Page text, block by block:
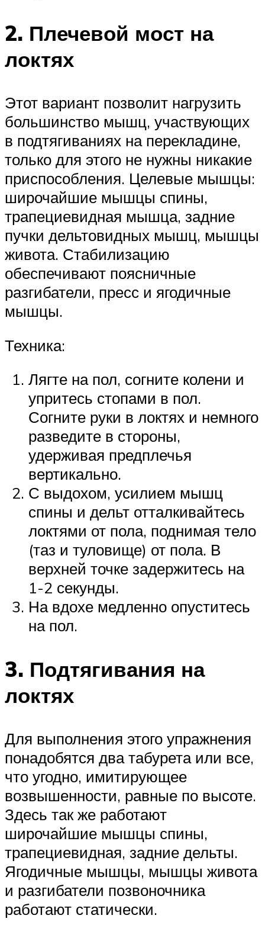
2. Плечевой мост на
локтях
Этот вариант позволит нагрузить
большинство мышц, участвующих
в подтягиваниях на перекладине,
только для этого не нужны никакие
приспособления. Целевые мышцы:
широчайшие мышцы спины,
трапециевидная мышца, задние
пучки дельтовидных мышц, мышцы
живота. Стабилизацию
обеспечивают поясничные
разгибатели, пресс и ягодичные
мышцы.
Техника:
Лягте на пол, согните колени и
упритесь стопами в пол.
Согните руки в локтях и немного
разведите в стороны,
удерживая предплечья
вертикально.
С выдохом, усилием мышц
спины и дельт отталкивайтесь
локтями от пола, поднимая тело
(таз и туловище) от пола. В
верхней точке задержитесь на
1-2 секунды.
На вдохе медленно опуститесь
на пол.
3. Подтягивания на
локтях
Для выполнения этого упражнения
понадобятся два табурета или все,
что угодно, имитирующее
возвышенности, равные по высоте.
Здесь так же работают
широчайшие мышцы спины,
трапециевидная, задние дельты.
Ягодичные мышцы, мышцы живота
и разгибатели позвоночника
работают статически.